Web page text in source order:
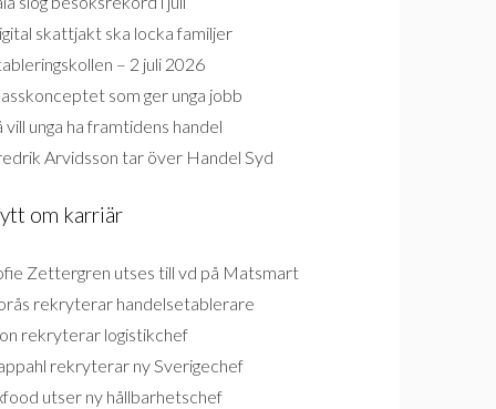
skattjakt ska locka familjer
– 2 juli 2026
som ger unga jobb
vill unga ha framtidens handel
Arvidsson tar över Handel Syd
om karriär
Zettergren utses till vd på Matsmart
rekryterar handelsetablerare
rekryterar logistikchef
rekryterar ny Sverigechef
utser ny hållbarhetschef